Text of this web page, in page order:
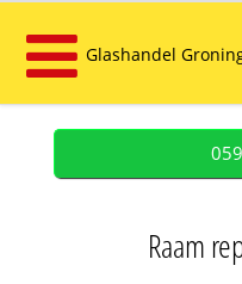
Glashandel
Raam